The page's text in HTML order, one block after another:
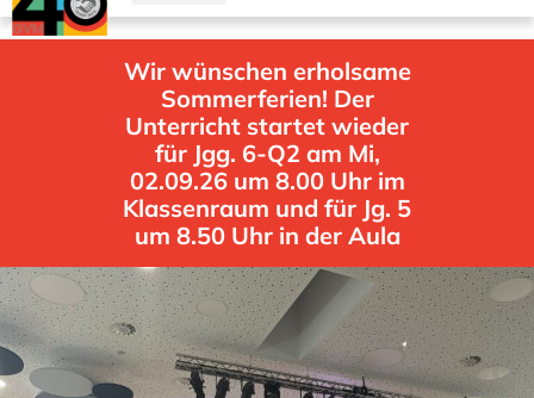
Wir wünschen erholsame
Sommerferien! Der
Unterricht startet wieder
für Jgg. 6-Q2 am Mi,
02.09.26 um 8.00 Uhr im
Klassenraum und für Jg. 5
um 8.50 Uhr in der Aula